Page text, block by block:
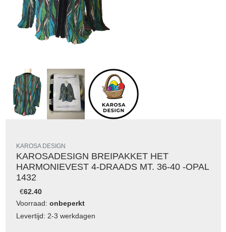
KAROSA DESIGN
KAROSADESIGN BREIPAKKET HET
HARMONIEVEST 4-DRAADS MT. 36-40 -OPAL
1432
€62.40
Voorraad: onbeperkt
Levertijd: 2-3 werkdagen